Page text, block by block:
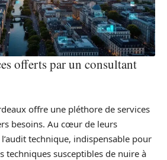
offerts par un consultant
offre une pléthore de services
besoins. Au cœur de leurs
technique, indispensable pour
techniques susceptibles de nuire à